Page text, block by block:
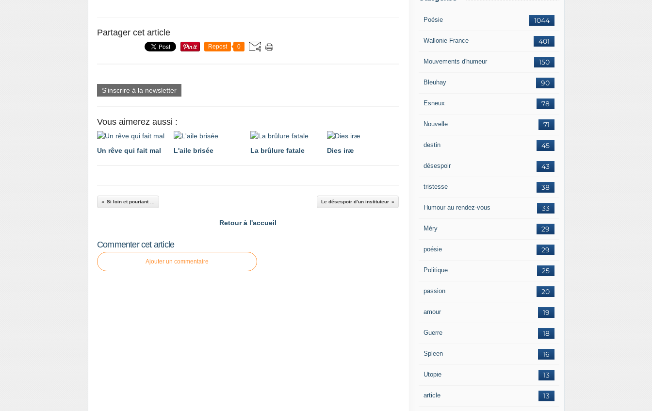
Partager cet article
Repost 0
S'inscrire à la newsletter
Vous aimerez aussi :
Un rêve qui fait mal L'aile brisée La brûlure fatale Dies iræ
Si loin et pourtant … Le désespoir d’un instituteur
Retour à l'accueil
Commenter cet article
Ajouter un commentaire
1044
Poésie
401
Wallonie-France
150
Mouvements d'humeur
90
Bleuhay
78
Esneux
71
Nouvelle
45
destin
43
désespoir
38
tristesse
33
Humour au rendez-vous
29
Méry
29
poésie
25
Politique
20
passion
19
amour
18
Guerre
16
Spleen
13
Utopie
13
article